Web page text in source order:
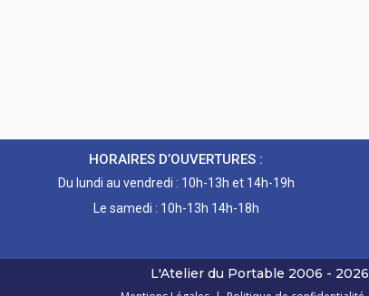
HORAIRES D’OUVERTURES :
Du lundi au vendredi : 10h-13h et 14h-19h
Le samedi : 10h-13h 14h-18h
L'Atelier du Portable 2006 - 2026